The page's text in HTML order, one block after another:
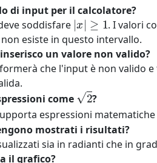
di input per il calcolatore?
soddisfare
|x|≥1
. I valori
esiste in questo intervallo.
inserisco un valore non valido?
che l'input è non valido
come
?
espressioni
mostrati i risultati?
sia in radianti che in
il grafico?